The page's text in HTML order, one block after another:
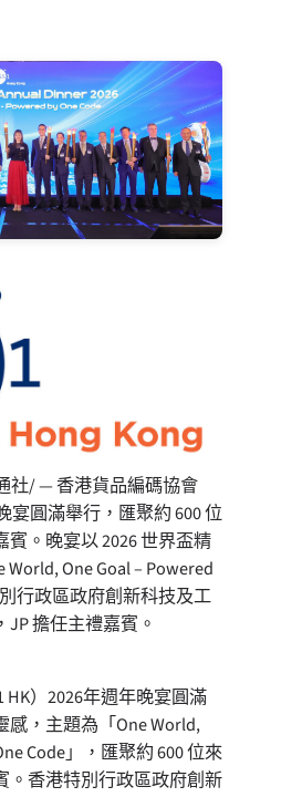
社/ — 香港貨品編碼協會
宴圓滿舉行，匯聚約 600 位
。晚宴以 2026 世界盃精
One Goal – Powered
行政區政府創新科技及工
擔任主禮嘉賓。
）2026年週年晚宴圓滿
，主題為「One World,
Code」，匯聚約 600 位來
。香港特別行政區政府創新